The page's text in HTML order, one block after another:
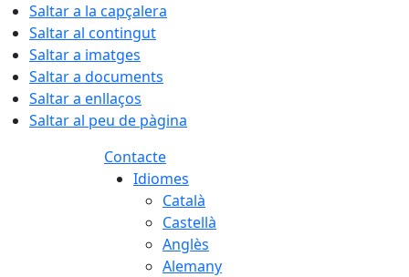
Saltar a la capçalera
Saltar al contingut
Saltar a imatges
Saltar a documents
Saltar a enllaços
Saltar al peu de pàgina
Contacte
Idiomes
Català
Castellà
Anglès
Alemany